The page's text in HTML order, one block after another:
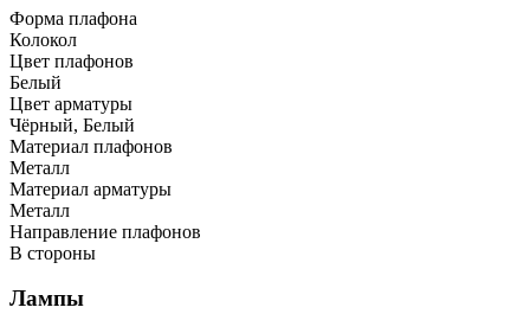
Форма плафона
Колокол
Цвет плафонов
Белый
Цвет арматуры
Чёрный, Белый
Материал плафонов
Металл
Материал арматуры
Металл
Направление плафонов
В стороны
Лампы